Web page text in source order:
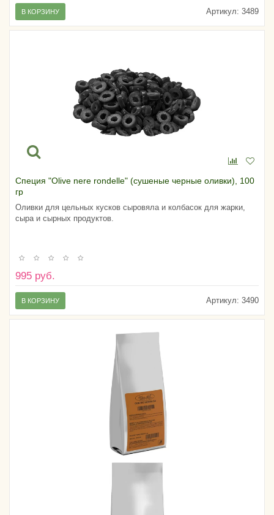
Артикул: 3489
В КОРЗИНУ
Специя "Olive nere rondelle" (сушеные черные оливки), 100
гр
Оливки для цельных кусков сыровяла и колбасок для жарки,
сыра и сырных продуктов.
995 руб.
Артикул: 3490
В КОРЗИНУ